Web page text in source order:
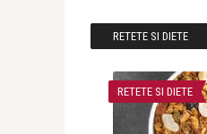
RETETE SI DIETE
RETETE SI DIETE